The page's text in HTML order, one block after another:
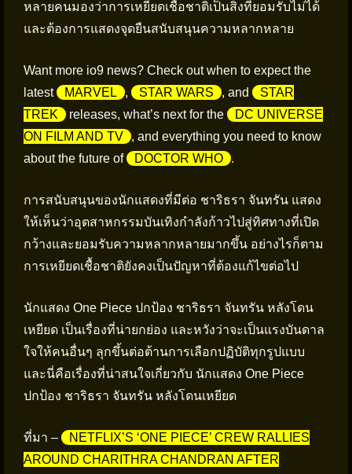
หลายคนมองว่าการเหยียดเชื้อชาติเป็นสิ่งที่ยอมรับไม่ได้
และต้องการแสดงจุดยืนสนับสนุนความหลากหลาย
Want more io9 news? Check out when to expect the
latest
MARVEL , STAR WARS , and
STAR
TREK
releases, what’s next for the
DC UNIVERSE
ON FILM AND TV
, and everything you need to know
about the future of
DOCTOR WHO .
การสนับสนุนของนักแสดงที่มีต่อ ชาริธรา จันทรัน แสดง
ให้เห็นว่าอุตสาหกรรมบันเทิงกำลังก้าวไปสู่ทิศทางที่เปิด
กว้างและยอมรับความหลากหลายมากขึ้น อย่างไรก็ตาม
การเหยียดเชื้อชาติยังคงเป็นปัญหาที่ต้องแก้ไขต่อไป
นักแสดง One Piece ปกป้อง ชาริธรา จันทรัน หลังโดน
เหยียด เป็นเรื่องที่น่ายกย่อง และหวังว่าจะเป็นแรงบันดาล
ใจให้คนอื่นๆ ลุกขึ้นต่อต้านการเลือกปฏิบัติทุกรูปแบบ
และนี่คือเรื่องที่น่าสนใจเกี่ยวกับ นักแสดง One Piece
ปกป้อง ชาริธรา จันทรัน หลังโดนเหยียด
ที่มา –
NETFLIX’S ‘ONE PIECE’ CREW RALLIES
AROUND CHARITHRA CHANDRAN AFTER